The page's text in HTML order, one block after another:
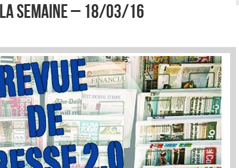
semaine – 18/03/16